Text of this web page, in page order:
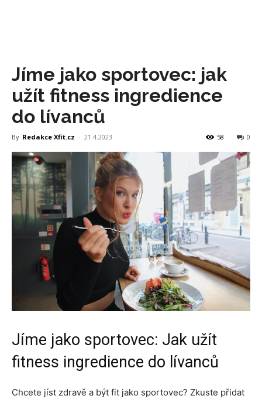
Jíme jako sportovec: jak
užít fitness ingredience
do lívanců
By Redakce Xfit.cz - 21.4.2023 0
58
Jíme jako sportovec: Jak užít
fitness ingredience do lívanců
Chcete jíst zdravě a být fit jako sportovec? Zkuste přidat